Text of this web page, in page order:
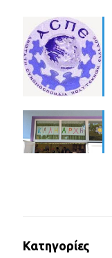
Κατηγορίες